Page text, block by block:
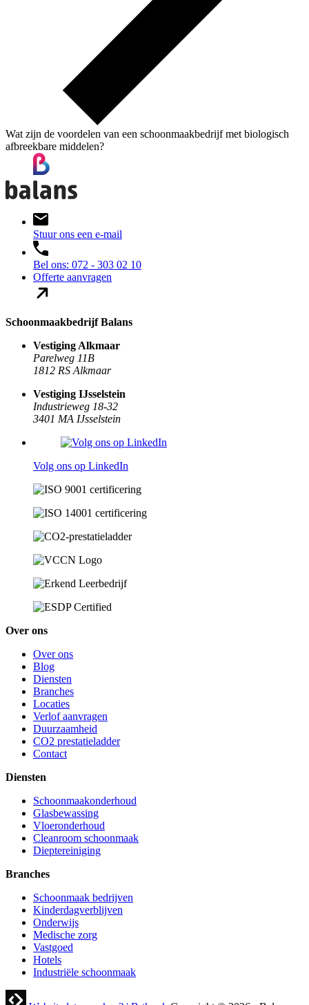
Wat zijn de voordelen van een schoonmaakbedrijf met biologisch
afbreekbare middelen?
Stuur ons een e-mail
Bel ons: 072 - 303 02 10
Offerte aanvragen
Schoonmaakbedrijf Balans
Vestiging Alkmaar
Parelweg 11B
1812 RS Alkmaar
Vestiging IJsselstein
Industrieweg 18-32
3401 MA IJsselstein
Volg ons op LinkedIn
Over ons
Over ons
Blog
Diensten
Branches
Locaties
Verlof aanvragen
Duurzaamheid
CO2 prestatieladder
Contact
Diensten
Schoonmaakonderhoud
Glasbewassing
Vloeronderhoud
Cleanroom schoonmaak
Dieptereiniging
Branches
Schoonmaak bedrijven
Kinderdagverblijven
Onderwijs
Medische zorg
Vastgoed
Hotels
Industriële schoonmaak